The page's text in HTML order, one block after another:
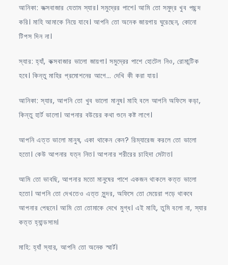
আনিকা: কক্সবাজার যেতাম স্যার। সমুদ্রের পাশে। আমি তো সমুদ্র খুব পছন্দ
করি। মাহি আমাকে নিয়ে যাবে। আপনি তো অনেক জায়গায় ঘুরেছেন, কোনো
টিপস দিন না।
স্যার: হ্যাঁ, কক্সবাজার ভালো জায়গা। সমুদ্রের পাশে হোটেল নিও, রোমান্টিক
হবে। কিন্তু মাহির প্রমোশনের আগে… দেখি কী করা যায়।
আনিকা: স্যার, আপনি তো খুব ভালো মানুষ। মাহি বলে আপনি অফিসে কড়া,
কিন্তু হার্ট ভালো। আপনার বউয়ের কথা শুনে কষ্ট লাগে।
আপনি এত্ত ভালো মানুষ, একা থাকেন কেন? রিম্যারেজ করলে তো ভালো
হতো। কেউ আপনার যত্ন নিত। আপনার শরীরের চাহিদা মেটাত।
আমি তো ভাবছি, আপনার মতো মানুষের পাশে একজন থাকলে কত্ত ভালো
হতো। আপনি তো দেখতেও এত্ত সুন্দর, অফিসে তো মেয়েরা পড়ে থাকবে
আপনার পেছনে। আমি তো তোমাকে দেখে মুগ্ধ। এই মাহি, তুমি বলো না, স্যার
কত্ত হ্যান্ডসাম।
মাহি: হ্যাঁ স্যার, আপনি তো অনেক স্মার্ট।